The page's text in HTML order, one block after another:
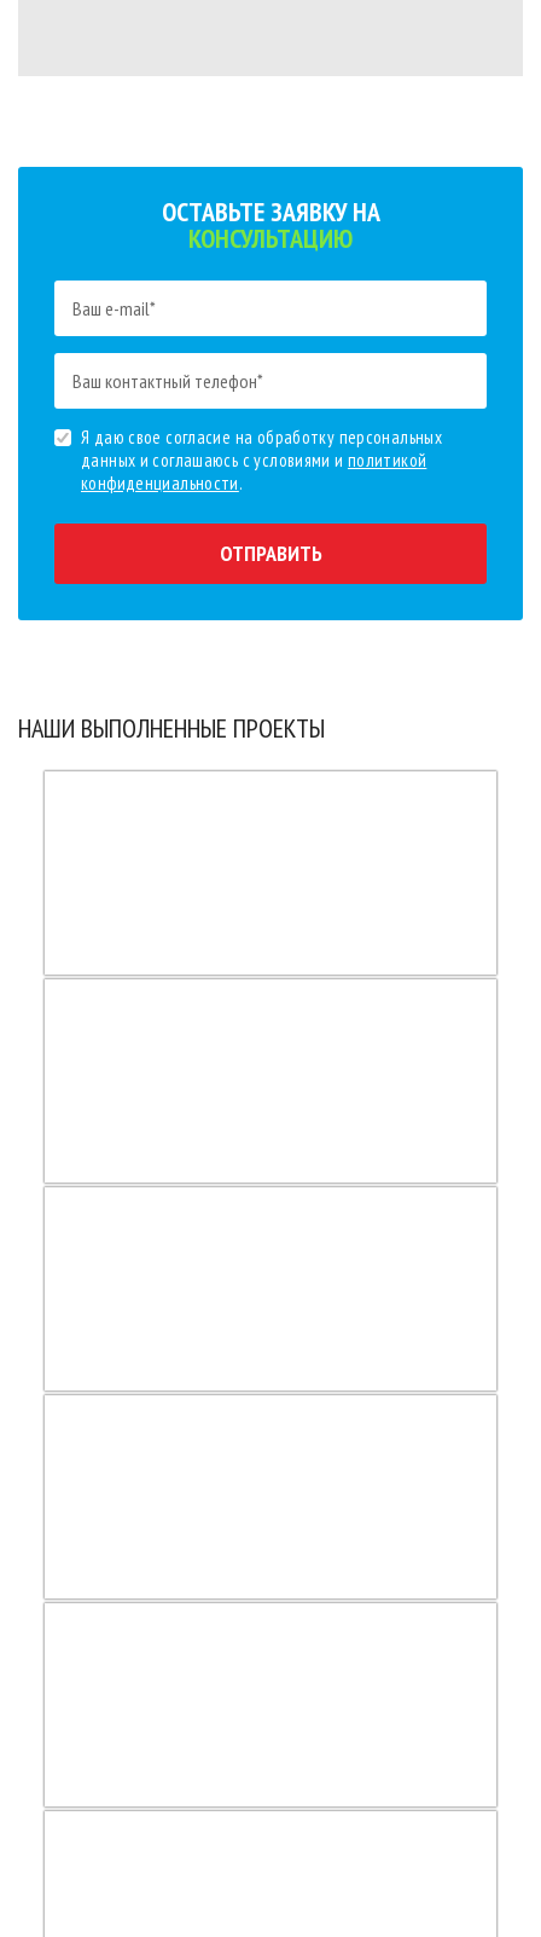
ОСТАВЬТЕ ЗАЯВКУ НА
КОНСУЛЬТАЦИЮ
Я даю свое согласие на обработку персональных
данных и соглашаюсь с условиями и политикой
конфиденциальности.
ОТПРАВИТЬ
НАШИ ВЫПОЛНЕННЫЕ ПРОЕКТЫ